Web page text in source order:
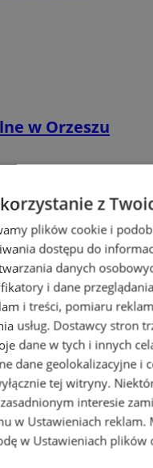
w Orzeszu
- Orzeszez
plików cookie i
dostępu do
danych
i dane
i treści, pomiaru
usług. Dostawcy stron
dane w tych i innych
dane geolokalizacyjne i
tej witryny.
interesie
w Ustawieniach reklam.
w Ustawieniach plików